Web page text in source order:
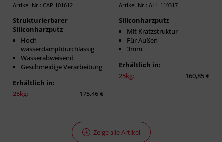
Artikel-Nr.: CAP-101612
Strukturierbarer
Siliconharzputz
Hoch
wasserdampfdurchlässig
Wasserabweisend
Geschmeidige Verarbeitung
Erhältlich in:
25kg:
175,46 €
Artikel-Nr.: ALL-110317
Siliconharzputz
Mit Kratzstruktur
Für Außen
3mm
Erhältlich in:
25kg:
160,85 €
Zeige alle Artikel